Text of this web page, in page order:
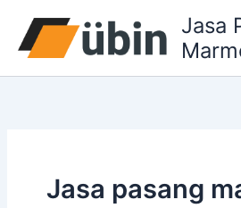
konten
Jasa
Jasa pasang